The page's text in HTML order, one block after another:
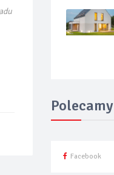
Polecamy
Facebook